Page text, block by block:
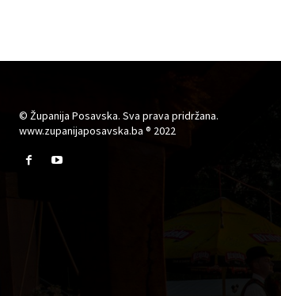
© Županija Posavska. Sva prava pridržana.
www.zupanijaposavska.ba ® 2022